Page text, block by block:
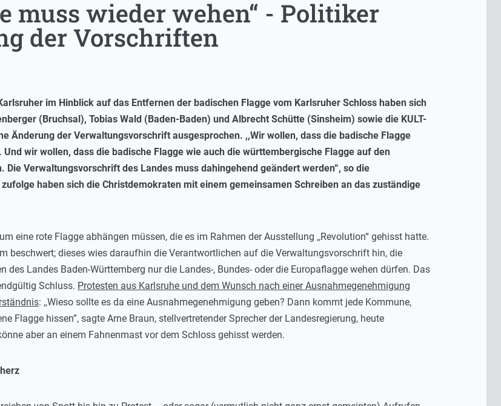
muss wieder wehen“ - Politiker
der Vorschriften
im Hinblick auf das Entfernen der badischen Flagge vom Karlsruher Schloss haben sich
(Bruchsal), Tobias Wald (Baden-Baden) und Albrecht Schütte (Sinsheim) sowie die KULT-
Änderung der Verwaltungsvorschrift ausgesprochen. ,,Wir wollen, dass die badische Flagge
wir wollen, dass die badische Flagge wie auch die württembergische Flagge auf den
Die Verwaltungsvorschrift des Landes muss dahingehend geändert werden“, so die
haben sich die Christdemokraten mit einem gemeinsamen Schreiben an das zuständige
eine rote Flagge abhängen müssen, die es im Rahmen der Ausstellung ,,Revolution“ gehisst hatte.
beschwert; dieses wies daraufhin die Verantwortlichen auf die Verwaltungsvorschrift hin, die
des Landes Baden-Württemberg nur die Landes-, Bundes- oder die Europaflagge wehen dürfen. Das
Schluss. Protesten aus Karlsruhe und dem Wunsch nach einer Ausnahmegenehmigung
: ,,Wieso sollte es da eine Ausnahmegenehmigung geben? Dann kommt jede Kommune,
Flagge hissen”, sagte Arne Braun, stellvertretender Sprecher der Landesregierung, heute
aber an einem Fahnenmast vor dem Schloss gehisst werden.